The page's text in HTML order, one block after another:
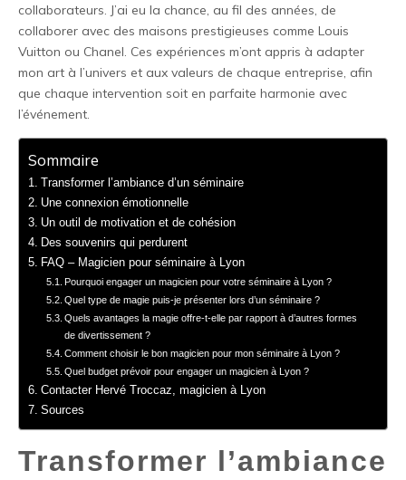
collaborateurs. J’ai eu la chance, au fil des années, de
collaborer avec des maisons prestigieuses comme Louis
Vuitton ou Chanel. Ces expériences m’ont appris à adapter
mon art à l’univers et aux valeurs de chaque entreprise, afin
que chaque intervention soit en parfaite harmonie avec
l’événement.
Sommaire
Transformer l’ambiance d’un séminaire
Une connexion émotionnelle
Un outil de motivation et de cohésion
Des souvenirs qui perdurent
FAQ – Magicien pour séminaire à Lyon
Pourquoi engager un magicien pour votre séminaire à Lyon ?
Quel type de magie puis-je présenter lors d’un séminaire ?
Quels avantages la magie offre-t-elle par rapport à d’autres formes
de divertissement ?
Comment choisir le bon magicien pour mon séminaire à Lyon ?
Quel budget prévoir pour engager un magicien à Lyon ?
Contacter Hervé Troccaz, magicien à Lyon
Sources
Transformer l’ambiance